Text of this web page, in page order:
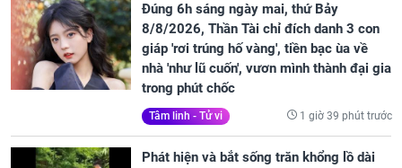
Đúng 6h sáng ngày mai, thứ Bảy
8/8/2026, Thần Tài chỉ đích danh 3 con
giáp 'rơi trúng hố vàng', tiền bạc ùa về
nhà 'như lũ cuốn', vươn mình thành đại gia
trong phút chốc
Tâm linh - Tử vi 1 giờ 39 phút trước
Phát hiện và bắt sống trăn khổng lồ dài